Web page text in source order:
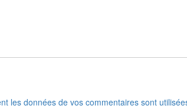
les données de vos commentaires sont